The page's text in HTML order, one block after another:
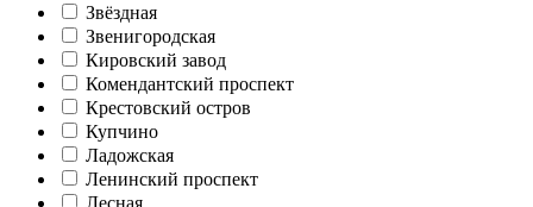
Звёздная
Звенигородская
Кировский завод
Комендантский проспект
Крестовский остров
Купчино
Ладожская
Ленинский проспект
Лесная